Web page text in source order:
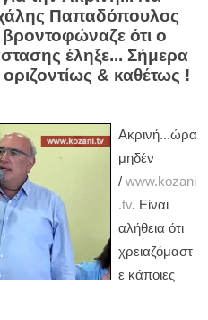
Παπαδόπουλος
βροντοφώναζε ότι ο
έληξε... Σήμερα
& καθέτως !
Ακρινή...ώρα
μηδέν
/ www.kozani
.tv. Είναι
αλήθεια ότι
χρειαζόμαστ
ε κάποιες